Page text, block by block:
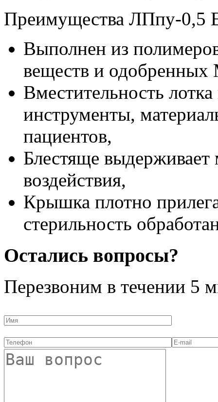
Преимущества ЛПпу-0,5
Выполнен из
веществ и
Вместительность
инструменты,
пациентов,
Блестяще
воздействия,
Крышка плотно
стерильность
Остались вопросы?
Перезвоним в течении 5